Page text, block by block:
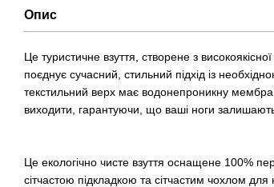
Опис
Це туристичне взуття, створене з
поєднує сучасний, стильний підхід із
текстильний верх має водонепроникну
виходити, гарантуючи, що ваші ноги
Це екологічно чисте взуття оснащене 100%
сітчастою підкладкою та сітчастим чохлом